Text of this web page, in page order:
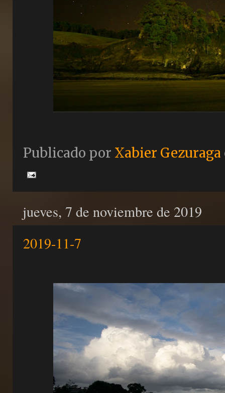
Publicado por Xabier Gezuraga
jueves, 7 de noviembre de 2019
2019-11-7